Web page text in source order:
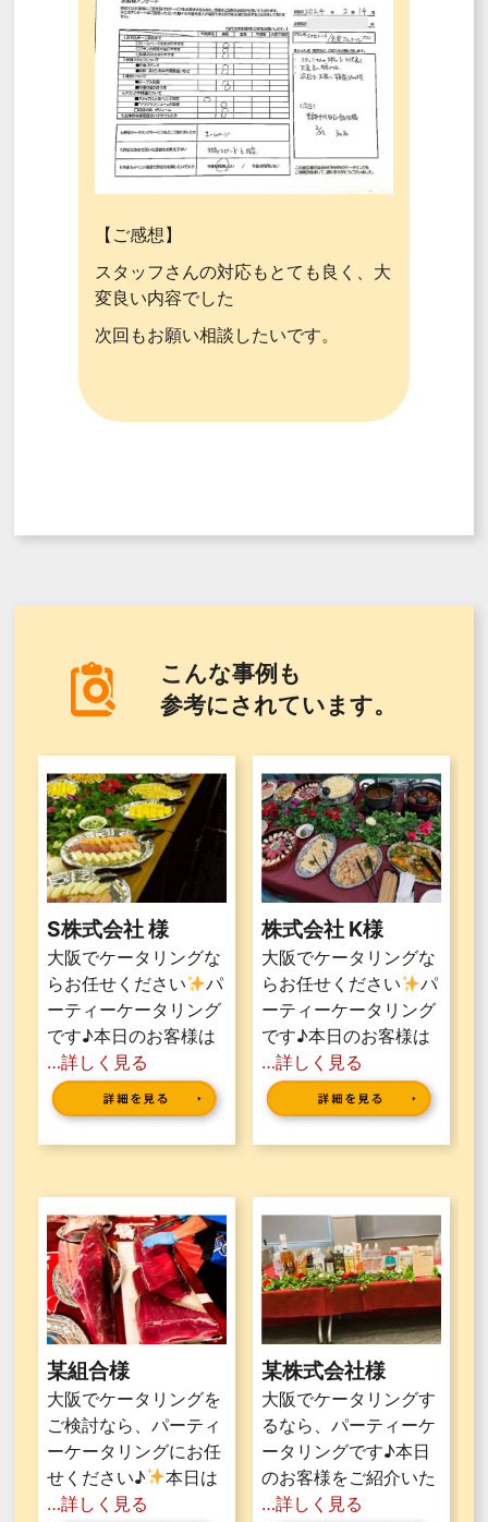
【ご感想】
スタッフさんの対応もとても良く、大
変良い内容でした
次回もお願い相談したいです。
こんな事例も
参考にされています。
S株式会社 様
大阪でケータリングな
らお任せください
パ
ーティーケータリング
です♪本日のお客様は
…詳しく見る
株式会社 K様
大阪でケータリングな
らお任せください
パ
ーティーケータリング
です♪本日のお客様は
…詳しく見る
某組合様
大阪でケータリングを
ご検討なら、パーティ
ーケータリングにお任
せください♪
本日は
…詳しく見る
某株式会社様
大阪でケータリングす
るなら、パーティーケ
ータリングです♪本日
のお客様をご紹介いた
…詳しく見る